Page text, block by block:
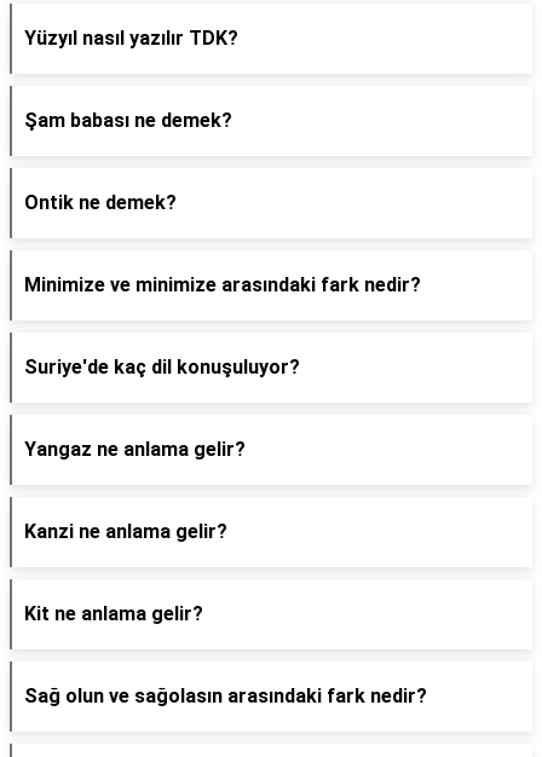
Yüzyıl nasıl yazılır TDK?
Şam babası ne demek?
Ontik ne demek?
Minimize ve minimize arasındaki fark nedir?
Suriye'de kaç dil konuşuluyor?
Yangaz ne anlama gelir?
Kanzi ne anlama gelir?
Kit ne anlama gelir?
Sağ olun ve sağolasın arasındaki fark nedir?